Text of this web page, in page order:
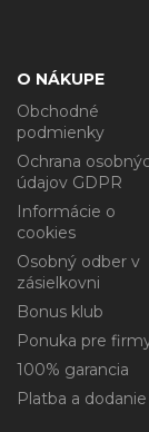
O NÁKUPE
Obchodné
podmienky
Ochrana
údajov GDPR
Informácie o
cookies
Osobný odber v
zásielkovni
Bonus klub
Ponuka pre
100% garancia
Platba a dodanie